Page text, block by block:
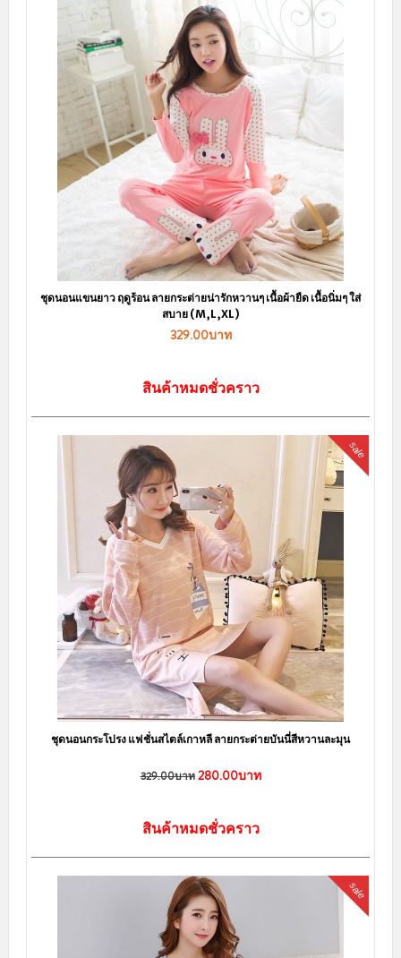
ชุดนอนแขนยาว ฤดูร้อน ลายกระต่ายน่ารักหวานๆ เนื้อผ้ายืด เนื้อนิ่มๆ ใส่
สบาย (M,L,XL)
329.00บาท
สินค้าหมดชั่วคราว
sale
ชุดนอนกระโปรง แฟชั่นสไตล์เกาหลี ลายกระต่ายบันนี่สีหวานละมุน
329.00บาท 280.00บาท
สินค้าหมดชั่วคราว
sale